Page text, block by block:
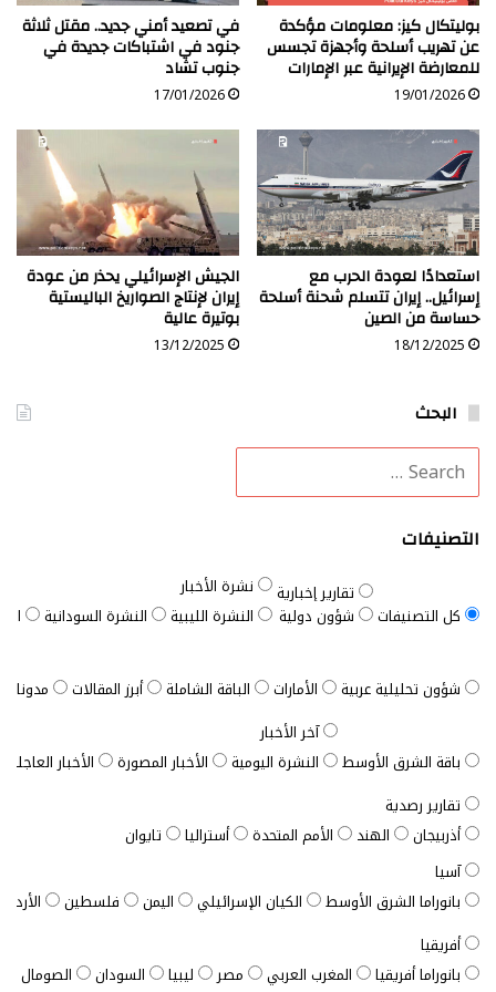
بوليتكال كيز: معلومات مؤكدة
عن تهريب أسلحة وأجهزة تجسس
للمعارضة الإيرانية عبر الإمارات
19/01/2026
في تصعيد أمني جديد.. مقتل ثلاثة
جنود في اشتباكات جديدة في
جنوب تشاد
17/01/2026
استعدادًا لعودة الحرب مع
إسرائيل.. إيران تتسلم شحنة أسلحة
حساسة من الصين
18/12/2025
الجيش الإسرائيلي يحذر من عودة
إيران لإنتاج الصواريخ الباليستية
بوتيرة عالية
13/12/2025
البحث
التصنيفات
كل التصنيفات
تقارير إخبارية
شؤون دولية
نشرة الأخبار
النشرة الليبية
النشرة السودانية
شؤون تحليلية عربية الأمارات الباقة الشاملة أبرز المقالات مدونات
باقة الشرق الأوسط
آخر الأخبار
النشرة اليومية
الأخبار المصورة
الأخبار العاجلة
تقارير رصدية
أذربيجان
الهند الأمم المتحدة أستراليا
تايوان
آسيا
بانوراما الشرق الأوسط
الكيان الإسرائيلي اليمن فلسطين
الأردن
أفريقيا
بانوراما أفريقيا
المغرب العربي مصر ليبيا السودان الصومال